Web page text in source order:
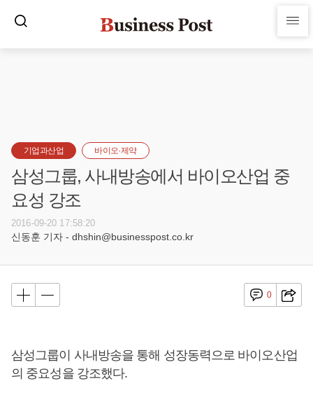
기업과산업 바이오·제약
삼성그룹, 사내방송에서 바이오산업 중
요성 강조
2016-09-20 17:58:20
신동훈 기자 - dhshin@businesspost.co.kr
0
삼성그룹이 사내방송을 통해 성장동력으로 바이오산업
의 중요성을 강조했다.